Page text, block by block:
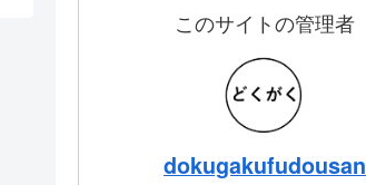
このサイトの管理者
dokugakufudousan